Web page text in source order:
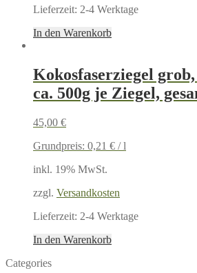
Lieferzeit: 2-4 Werktage
In den Warenkorb
Kokosfaserziegel
ca. 500g je Ziegel,
45,00 €
Grundpreis: 0,21 € /l
inkl. 19% MwSt.
zzgl. Versandkosten
Lieferzeit: 2-4 Werktage
In den Warenkorb
Categories